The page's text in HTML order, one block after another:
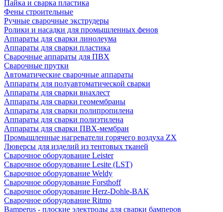
Пайка и сварка пластика
Фены строительные
Ручные сварочные экструдеры
Ролики и насадки для промышленных фенов
Аппараты для сварки линолеума
Аппараты для сварки пластика
Сварочные аппараты для ПВХ
Сварочные прутки
Автоматические сварочные аппараты
Аппараты для полуавтоматической сварки
Аппараты для сварки внахлест
Аппараты для сварки геомембраны
Аппараты для сварки полипропилена
Аппараты для сварки полиэтилена
Аппараты для сварки ПВХ-мембран
Промышленные нагреватели горячего воздуха ZX
Люверсы для изделий из тентовых тканей
Сварочное оборудование Leister
Сварочное оборудование Lesite (LST)
Сварочное оборудование Weldy
Сварочное оборудование Forsthoff
Сварочное оборудование Herz-Dohle-BAK
Сварочное оборудование Ritmo
Bamperus - плоские электроды для сварки бамперов